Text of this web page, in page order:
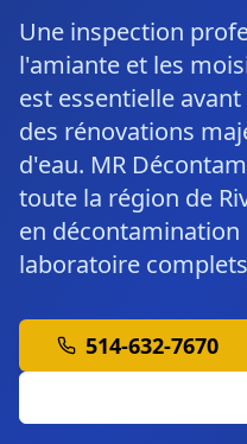
Une inspection
l'amiante et les
est essentielle
des rénovations
d'eau. MR
toute la région de
en
laboratoire
514-632-7670